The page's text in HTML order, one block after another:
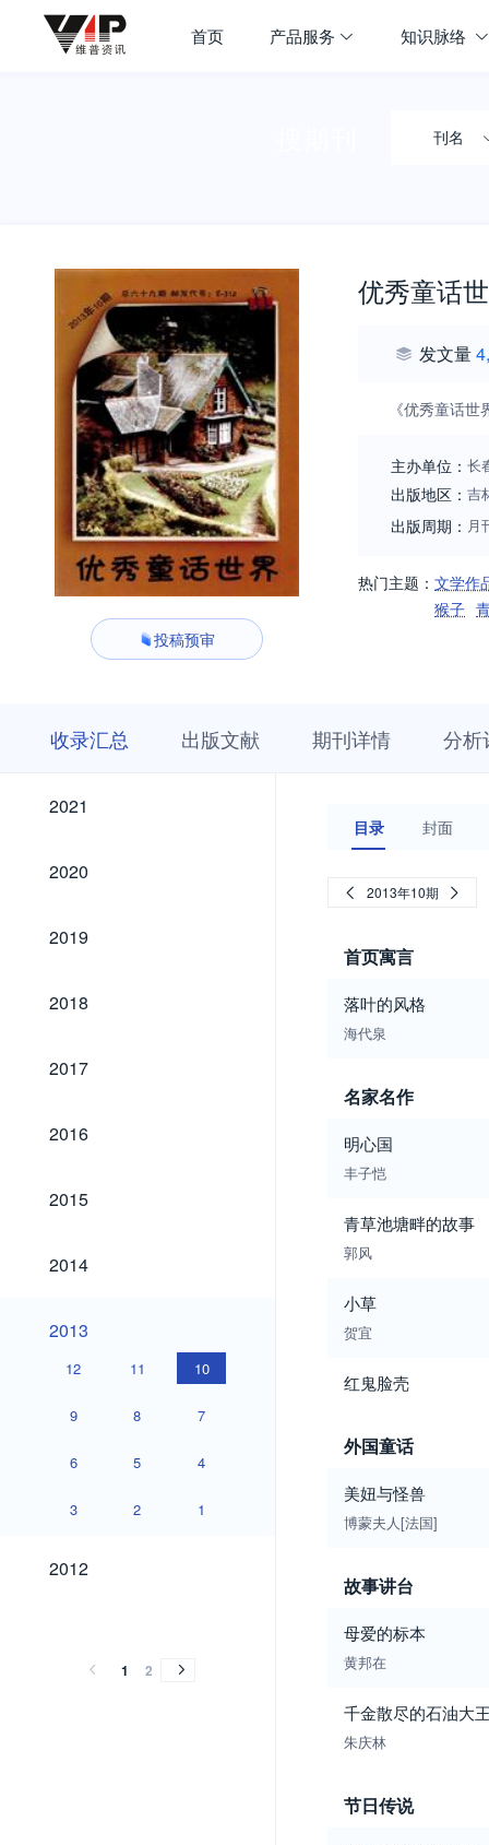
首页 产品服务 知识脉络
刊名
投稿预审
优秀童话
发文量
《优秀童话
主办单位： 长
出版地区： 吉
出版周期： 月
热门主题： 文学作
猴子
收录汇总 出版文献 期刊详情 分析
2021
2021
2020
2020
2019
2019
2018
2018
2017
2017
2016
2016
2015
2015
2014
2014
2013
2013
12 11 10
9 8 7
6 5 4
3 2 1
2012
2012
1 2
目录 封面
2013年10期
首页寓言
落叶的风格
海代泉
名家名作
明心国
丰子恺
青草池塘畔的故事
郭风
小草
贺宜
红鬼脸壳
外国童话
美妞与怪兽
博蒙夫人[法国]
故事讲台
母爱的标本
黄邦在
千金散尽的石油大
朱庆林
节日传说